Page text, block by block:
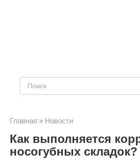
Главная » Новости
Как выполняется
носогубных складок?